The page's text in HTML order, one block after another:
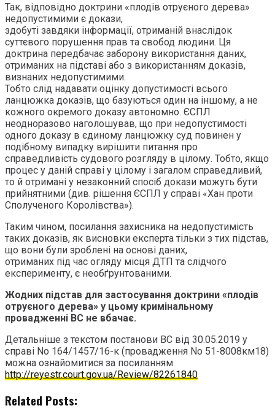
Так, відповідно доктрини «плодів отруєного дерева»
недопустимими є докази,
здобуті завдяки інформації, отриманій внаслідок
суттєвого порушення прав та свобод людини. Ця
доктрина передбачає заборону використання даних,
отриманих на підставі або з використанням доказів,
визнаних недопустимими.
Тобто слід надавати оцінку допустимості всього
ланцюжка доказів, що базуються один на іншому, а не
кожного окремого доказу автономно. ЄСПЛ
неодноразово наголошував, що при недопустимості
одного доказу в єдиному ланцюжку суд повинен у
подібному випадку вирішити питання про
справедливість судового розгляду в цілому. Тобто, якщо
процес у даній справі у цілому і загалом справедливий,
то й отримані у незаконний спосіб докази можуть бути
прийнятними (див. рішення ЄСПЛ у справі «Хан проти
Сполученого Королівства»).
Таким чином, посилання захисника на недопустимість
таких доказів, як висновки експерта тільки з тих підстав,
що вони були зроблені на основі даних,
отриманих під час огляду місця ДТП та слідчого
експерименту, є необґрунтованими.
Жодних підстав для застосування доктрини «плодів
отруєного дерева» у цьому кримінальному
провадженні ВС не вбачає.
Детальніше з текстом постанови ВС від 30.05.2019 у
справі No 164/1457/16-к (провадження No 51-8008км18)
можна ознайомитися за посиланням
http://reyestr.court.gov.ua/Review/82261840
Related Posts: